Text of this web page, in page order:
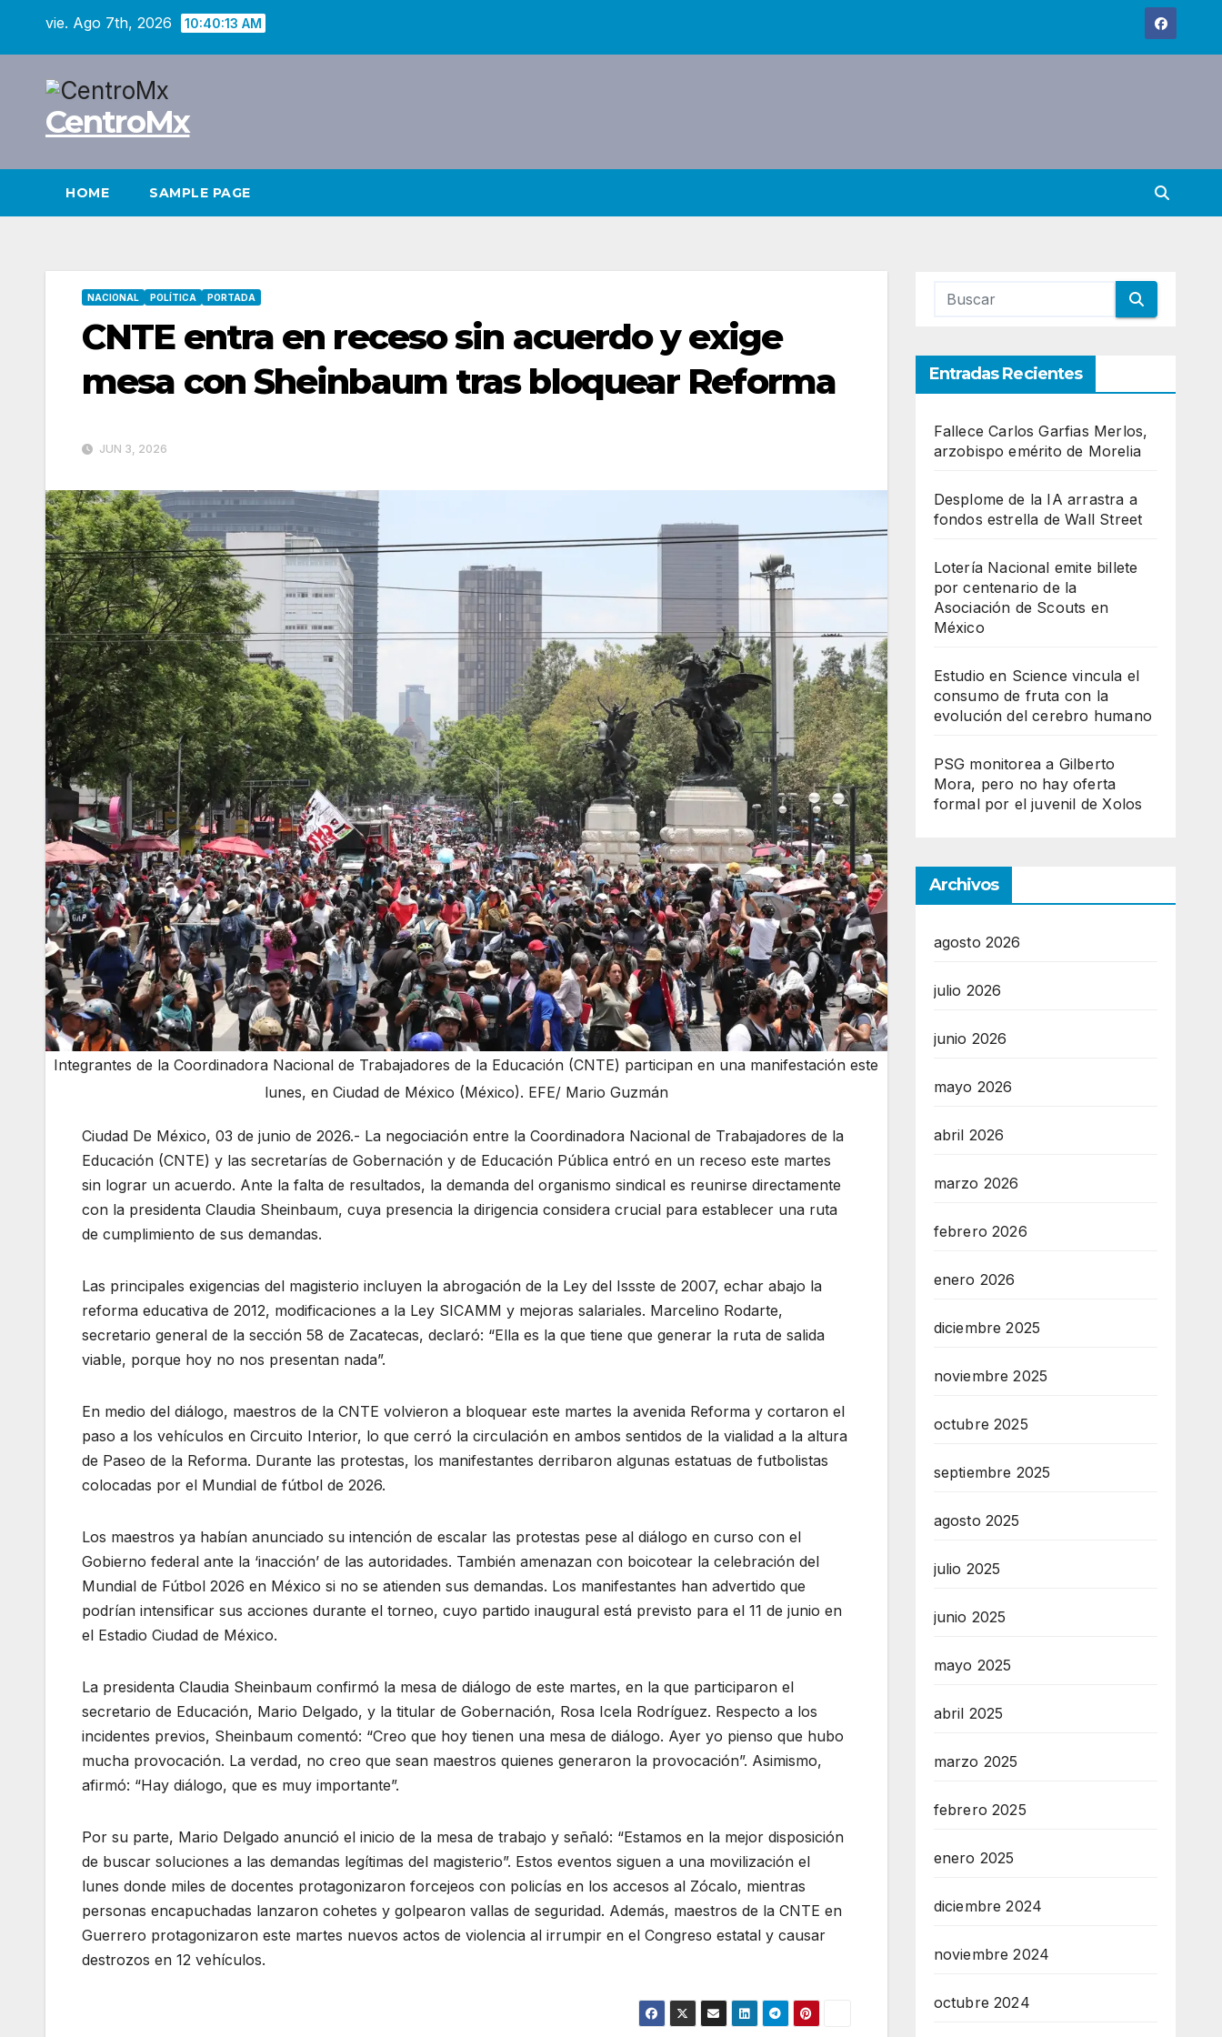
vie. Ago 7th, 2026 10:40:14 AM
CentroMx
HOME SAMPLE PAGE
NACIONAL POLÍTICA PORTADA
CNTE entra en receso sin acuerdo y exige
mesa con Sheinbaum tras bloquear Reforma
JUN 3, 2026
Integrantes de la Coordinadora Nacional de Trabajadores de la Educación (CNTE) participan en una manifestación este
lunes, en Ciudad de México (México). EFE/ Mario Guzmán
Ciudad De México, 03 de junio de 2026.- La negociación entre la Coordinadora Nacional de Trabajadores de la
Educación (CNTE) y las secretarías de Gobernación y de Educación Pública entró en un receso este martes
sin lograr un acuerdo. Ante la falta de resultados, la demanda del organismo sindical es reunirse directamente
con la presidenta Claudia Sheinbaum, cuya presencia la dirigencia considera crucial para establecer una ruta
de cumplimiento de sus demandas.
Las principales exigencias del magisterio incluyen la abrogación de la Ley del Issste de 2007, echar abajo la
reforma educativa de 2012, modificaciones a la Ley SICAMM y mejoras salariales. Marcelino Rodarte,
secretario general de la sección 58 de Zacatecas, declaró: “Ella es la que tiene que generar la ruta de salida
viable, porque hoy no nos presentan nada”.
En medio del diálogo, maestros de la CNTE volvieron a bloquear este martes la avenida Reforma y cortaron el
paso a los vehículos en Circuito Interior, lo que cerró la circulación en ambos sentidos de la vialidad a la altura
de Paseo de la Reforma. Durante las protestas, los manifestantes derribaron algunas estatuas de futbolistas
colocadas por el Mundial de fútbol de 2026.
Los maestros ya habían anunciado su intención de escalar las protestas pese al diálogo en curso con el
Gobierno federal ante la ‘inacción’ de las autoridades. También amenazan con boicotear la celebración del
Mundial de Fútbol 2026 en México si no se atienden sus demandas. Los manifestantes han advertido que
podrían intensificar sus acciones durante el torneo, cuyo partido inaugural está previsto para el 11 de junio en
el Estadio Ciudad de México.
La presidenta Claudia Sheinbaum confirmó la mesa de diálogo de este martes, en la que participaron el
secretario de Educación, Mario Delgado, y la titular de Gobernación, Rosa Icela Rodríguez. Respecto a los
incidentes previos, Sheinbaum comentó: “Creo que hoy tienen una mesa de diálogo. Ayer yo pienso que hubo
mucha provocación. La verdad, no creo que sean maestros quienes generaron la provocación”. Asimismo,
afirmó: “Hay diálogo, que es muy importante”.
Por su parte, Mario Delgado anunció el inicio de la mesa de trabajo y señaló: “Estamos en la mejor disposición
de buscar soluciones a las demandas legítimas del magisterio”. Estos eventos siguen a una movilización el
lunes donde miles de docentes protagonizaron forcejeos con policías en los accesos al Zócalo, mientras
personas encapuchadas lanzaron cohetes y golpearon vallas de seguridad. Además, maestros de la CNTE en
Guerrero protagonizaron este martes nuevos actos de violencia al irrumpir en el Congreso estatal y causar
destrozos en 12 vehículos.
Entradas Recientes
Fallece Carlos Garfias Merlos,
arzobispo emérito de Morelia
Desplome de la IA arrastra a
fondos estrella de Wall Street
Lotería Nacional emite billete
por centenario de la
Asociación de Scouts en
México
Estudio en Science vincula el
consumo de fruta con la
evolución del cerebro humano
PSG monitorea a Gilberto
Mora, pero no hay oferta
formal por el juvenil de Xolos
Archivos
agosto 2026
julio 2026
junio 2026
mayo 2026
abril 2026
marzo 2026
febrero 2026
enero 2026
diciembre 2025
noviembre 2025
octubre 2025
septiembre 2025
agosto 2025
julio 2025
junio 2025
mayo 2025
abril 2025
marzo 2025
febrero 2025
enero 2025
diciembre 2024
noviembre 2024
octubre 2024